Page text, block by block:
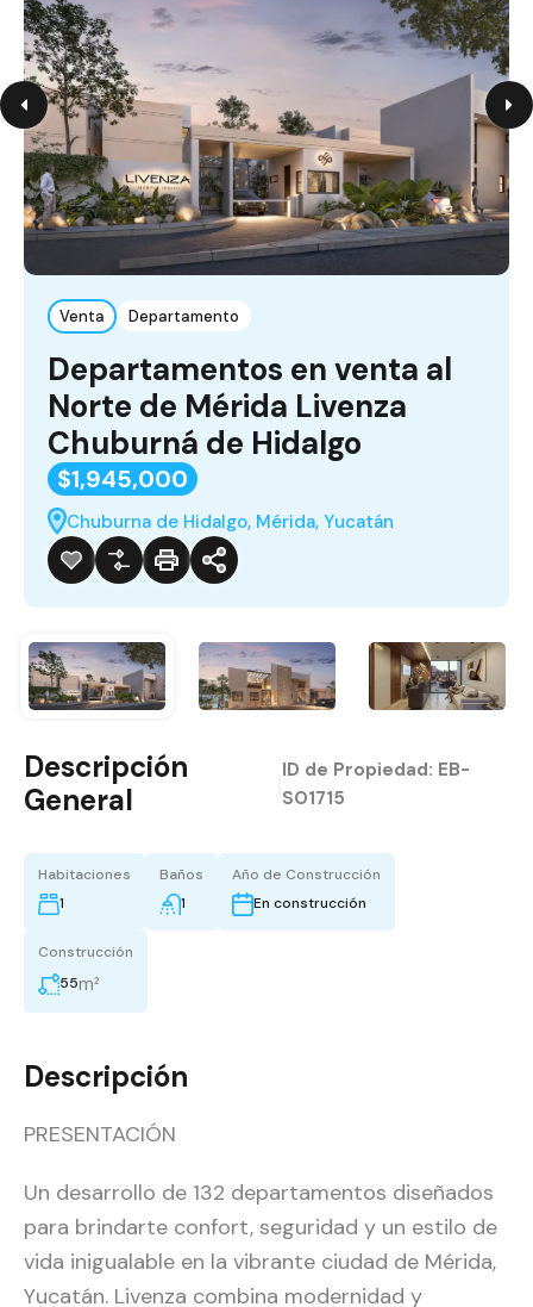
Venta Departamento
Departamentos en venta al
Norte de Mérida Livenza
Chuburná de Hidalgo
$1,945,000
Chuburna de Hidalgo, Mérida, Yucatán
Descripción
General
ID de Propiedad: EB-
SO1715
Habitaciones
1
Baños
1
Año de Construcción
En construcción
Construcción
55m²
Descripción
PRESENTACIÓN
Un desarrollo de 132 departamentos diseñados
para brindarte confort, seguridad y un estilo de
vida inigualable en la vibrante ciudad de Mérida,
Yucatán. Livenza combina modernidad y